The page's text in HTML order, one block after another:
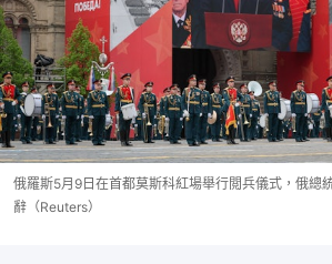
俄羅斯5月9日在首都莫斯科紅場舉行閲兵儀式，俄總
辭（Reuters）